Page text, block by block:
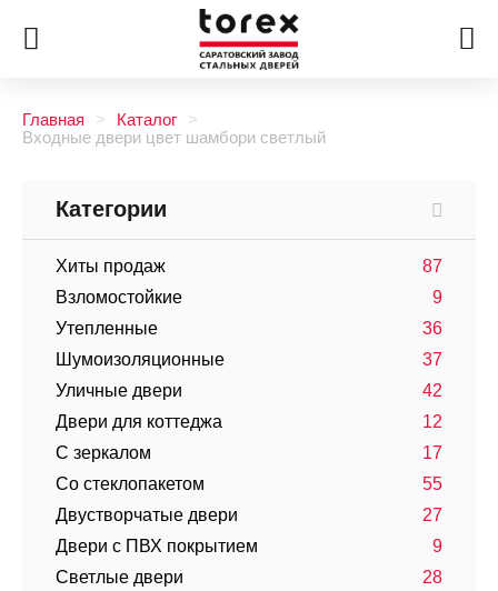
Главная
Каталог
Входные двери цвет шамбори светлый
Категории
Хиты продаж
87
Взломостойкие
9
Утепленные
36
Шумоизоляционные
37
Уличные двери
42
Двери для коттеджа
12
С зеркалом
17
Со стеклопакетом
55
Двустворчатые двери
27
Двери с ПВХ покрытием
9
Светлые двери
28